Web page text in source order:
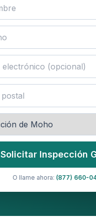
Solicitar Inspección
O llame ahora: (877) 660-